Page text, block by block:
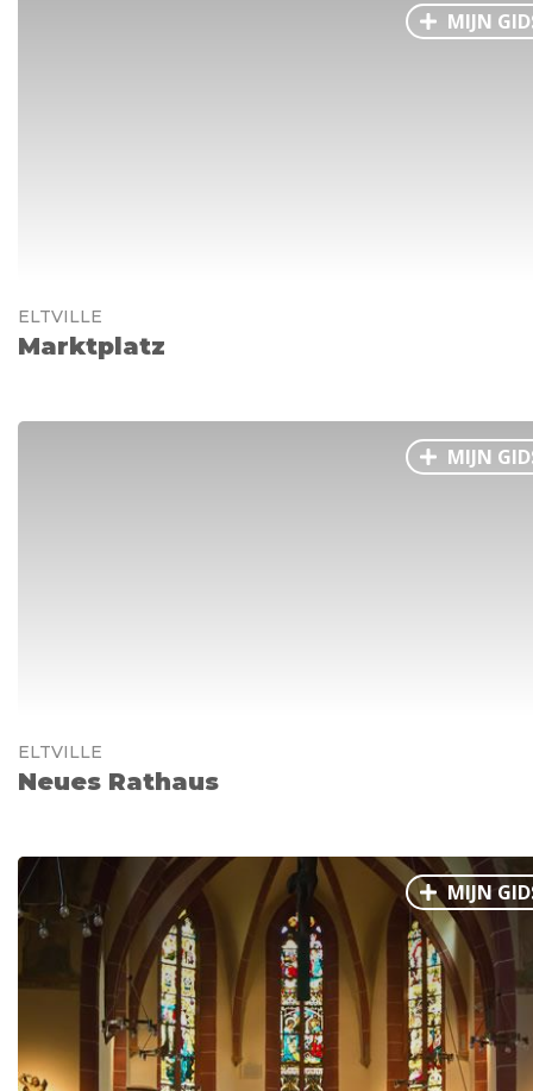
MIJN
ELTVILLE
Marktplatz
MIJN
ELTVILLE
Neues Rathaus
MIJN